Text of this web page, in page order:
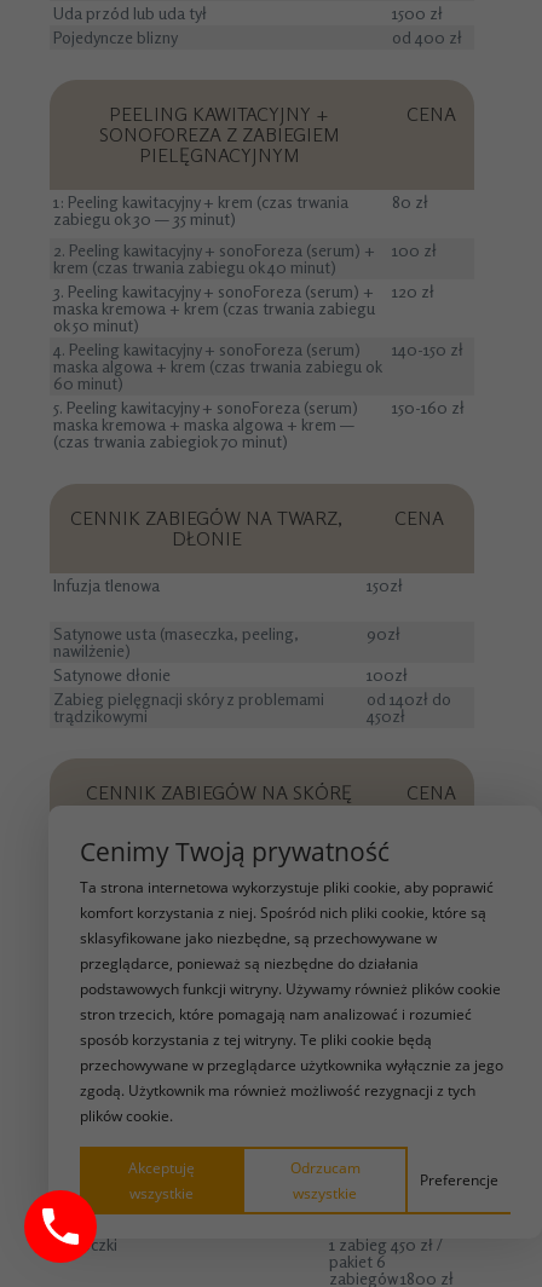
Uda przód lub uda tył
1500 zł
Pojedyncze blizny
od 400 zł
PEELING KAWITACYJNY +
SONOFOREZA Z ZABIEGIEM
PIELĘGNACYJNYM
CENA
1: Peeling kawitacyjny + krem (czas trwania
zabiegu ok 30 — 35 minut)
80 zł
2. Peeling kawitacyjny + sonoForeza (serum) +
krem (czas trwania zabiegu ok 40 minut)
100 zł
3. Peeling kawitacyjny + sonoForeza (serum) +
maska kremowa + krem (czas trwania zabiegu
ok 50 minut)
120 zł
4. Peeling kawitacyjny + sonoForeza (serum)
maska algowa + krem (czas trwania zabiegu ok
60 minut)
140-150 zł
5. Peeling kawitacyjny + sonoForeza (serum)
maska kremowa + maska algowa + krem —
(czas trwania zabiegiok 70 minut)
150-160 zł
CENNIK ZABIEGÓW NA TWARZ,
DŁONIE
CENA
Infuzja tlenowa 150zł
Satynowe usta (maseczka, peeling,
nawilżenie)
90zł
Satynowe dłonie
100zł
Zabieg pielęgnacji skóry z problemami
trądzikowymi
od 140zł do
450zł
CENNIK ZABIEGÓW NA SKÓRĘ
GŁOWY - TRYCHOLOGICZNYCH
CENA
Trychologiczny masaż głowy 30 min
Trychologiczny masaż głowy 60 min
300zł
Mezoterapia skóry głowy
550zł -
1000zł
CENNIK INNARI NA
CIAŁO
CENA
Ramiona
1 zabieg 700 zł
Boczki
1 zabieg 450 zł /
pakiet 6
zabiegów 1800 zł
Cenimy Twoją prywatność
Ta strona internetowa wykorzystuje pliki cookie, aby poprawić
komfort korzystania z niej. Spośród nich pliki cookie, które są
sklasyfikowane jako niezbędne, są przechowywane w
przeglądarce, ponieważ są niezbędne do działania
podstawowych funkcji witryny. Używamy również plików cookie
stron trzecich, które pomagają nam analizować i rozumieć
sposób korzystania z tej witryny. Te pliki cookie będą
przechowywane w przeglądarce użytkownika wyłącznie za jego
zgodą. Użytkownik ma również możliwość rezygnacji z tych
plików cookie.
Akceptuję
wszystkie
Odrzucam
wszystkie
Preferencje